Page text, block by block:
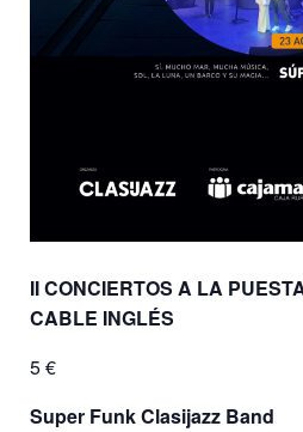
II CONCIERTOS A LA
CABLE INGLÉS
5 €
Super Funk Clasijazz Band